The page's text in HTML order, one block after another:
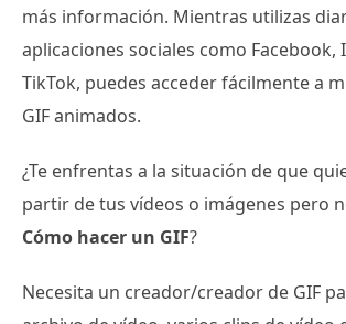
más información. Mientras utilizas
aplicaciones sociales como Facebook,
TikTok, puedes acceder fácilmente a
GIF animados.
¿Te enfrentas a la situación de que
partir de tus vídeos o imágenes pero
Cómo hacer un GIF?
Necesita un creador/creador de GIF